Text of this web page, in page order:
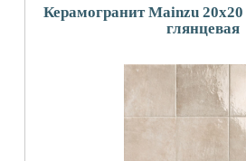
Керамогранит Mainzu
глянцевая